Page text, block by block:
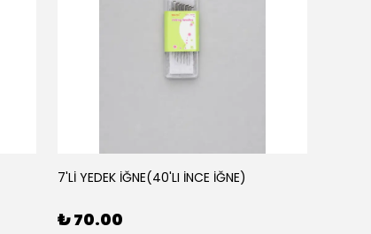
7'Lİ YEDEK İĞNE(40'LI İNCE İĞNE)
₺ 70.00